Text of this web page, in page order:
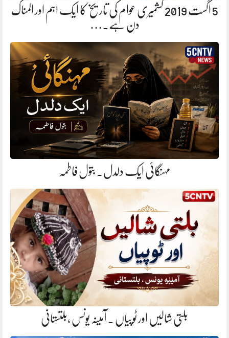
5 اگست 2019 کشمیری عوام کی تاریخ کا ایک اہم اور المناک
دن ہے.…
مہنگائی ایک دلدل. بتول فاطمہ
بلتی شالیں اور ٹوپیاں . آمینہ یونس ،بلتستانی